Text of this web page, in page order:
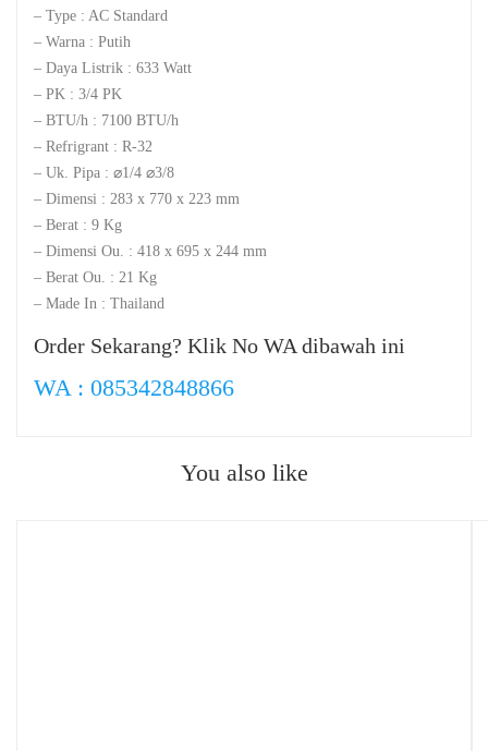
– Type : AC Standard
– Warna : Putih
– Daya Listrik : 633 Watt
– PK : 3/4 PK
– BTU/h : 7100 BTU/h
– Refrigrant : R-32
– Uk. Pipa : ⌀1/4 ⌀3/8
– Dimensi : 283 x 770 x 223 mm
– Berat : 9 Kg
– Dimensi Ou. : 418 x 695 x 244 mm
– Berat Ou. : 21 Kg
– Made In : Thailand
Order Sekarang? Klik No WA dibawah ini
WA : 085342848866
You also like